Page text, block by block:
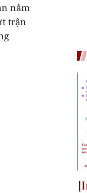
nằm
trận